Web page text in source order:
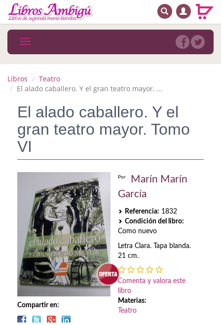
MENÚ PRINCIPAL
Novedades
Arte
Astrología. Ocultismo
Autoayuda. Conocimiento personal
Autoayuda. Crecimiento personal
Biografía
Biografías
Ciencia ficción
Cine
Cocina
Cómic
BUSCAR
Toggle
navigation
Libros
Teatro
El alado caballero. Y el gran teatro mayor. ...
El alado caballero. Y el
gran teatro mayor. Tomo
VI
Compartir en:
Por
Marín Marín
García
Referencia: 1832
Condición del libro:
Como nuevo
Letra Clara. Tapa blanda.
21 cm.
Comenta y valora este
libro
Materias:
Teatro